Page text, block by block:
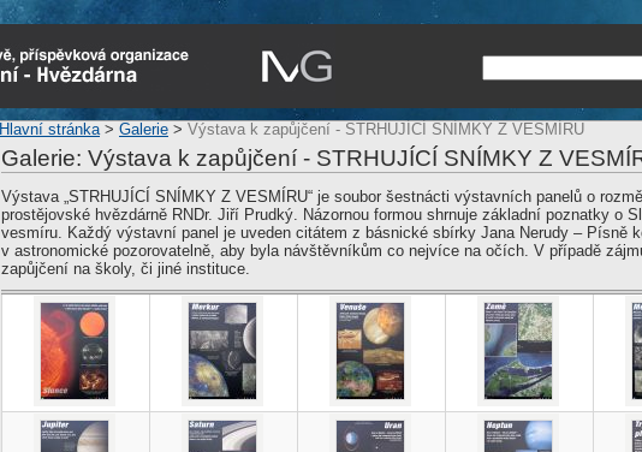
Hlavní stránka> Galerie > Výstava k zapůjčení - STRHUJÍCÍ SNÍMKY Z VESMÍRU
Galerie: Výstava k zapůjčení - STRHUJÍCÍ SNÍMKY Z
Výstava „STRHUJÍCÍ SNÍMKY Z VESMÍRU“ je soubor šestnácti výstavních panelů o
prostějovské hvězdárně RNDr. Jiří Prudký. Názornou formou shrnuje základní poznatky o
vesmíru. Každý výstavní panel je uveden citátem z básnické sbírky Jana Nerudy – Písně
v astronomické pozorovatelně, aby byla návštěvníkům co nejvíce na očích. V případě
zapůjčení na školy, či jiné instituce.